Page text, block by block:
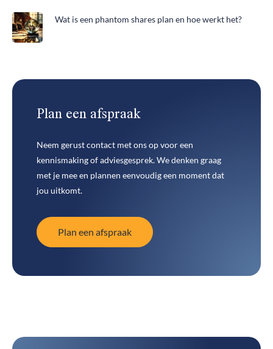
Wat is een phantom shares plan en hoe werkt het?
Plan een afspraak
Neem gerust contact met ons op voor een
kennismaking of adviesgesprek. We denken graag
met je mee en plannen eenvoudig een moment dat
jou uitkomt.
Plan een afspraak
Plan een afspraak